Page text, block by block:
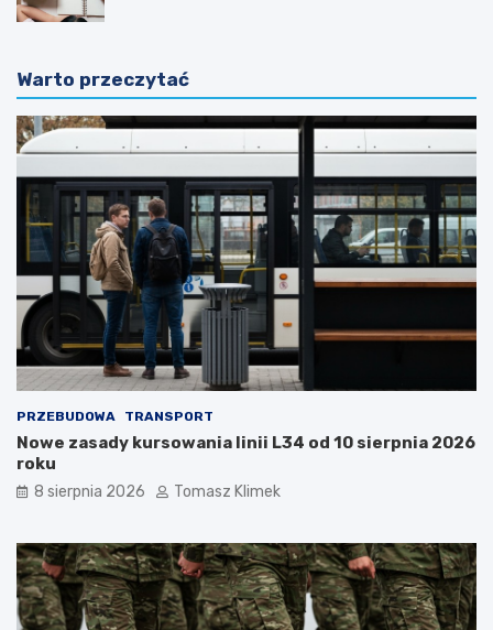
Warto przeczytać
PRZEBUDOWA TRANSPORT
Nowe zasady kursowania linii L34 od 10 sierpnia 2026
roku
8 sierpnia 2026 Tomasz Klimek